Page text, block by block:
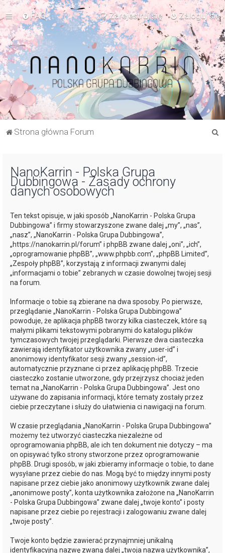
FAQ Zaloguj się
Zarejestruj się
Strona główna Forum
NanoKarrin - Polska Grupa
Dubbingowa - Zasady ochrony
danych osobowych
Ten tekst opisuje, w jaki sposób „NanoKarrin - Polska Grupa
Dubbingowa” i firmy stowarzyszone zwane dalej „my”, „nas”,
„nasz”, „NanoKarrin - Polska Grupa Dubbingowa”,
„https://nanokarrin.pl/forum” i phpBB zwane dalej „oni”, „ich”,
„oprogramowanie phpBB”, „www.phpbb.com”, „phpBB Limited”,
„Zespoły phpBB”, korzystają z informacji zwanymi dalej
„informacjami o tobie” zebranych w czasie dowolnej twojej sesji
na forum.
Informacje o tobie są zbierane na dwa sposoby. Po pierwsze,
przeglądanie „NanoKarrin - Polska Grupa Dubbingowa”
powoduje, że aplikacja phpBB tworzy kilka ciasteczek, które są
małymi plikami tekstowymi pobranymi do katalogu plików
tymczasowych twojej przeglądarki. Pierwsze dwa ciasteczka
zawierają identyfikator użytkownika zwany „user-id” i
anonimowy identyfikator sesji zwany „session-id”,
automatycznie przyznane ci przez aplikację phpBB. Trzecie
ciasteczko zostanie utworzone, gdy przejrzysz chociaż jeden
temat na „NanoKarrin - Polska Grupa Dubbingowa”. Jest ono
używane do zapisania informacji, które tematy zostały przez
ciebie przeczytane i służy do ułatwienia ci nawigacji na forum.
W czasie przeglądania „NanoKarrin - Polska Grupa Dubbingowa”
możemy też utworzyć ciasteczka niezależne od
oprogramowania phpBB, ale ich ten dokument nie dotyczy – ma
on opisywać tylko strony stworzone przez oprogramowanie
phpBB. Drugi sposób, w jaki zbieramy informacje o tobie, to dane
wysyłane przez ciebie do nas. Mogą być to między innymi posty
napisane przez ciebie jako anonimowy użytkownik zwane dalej
„anonimowe posty”, konta użytkownika założone na „NanoKarrin
- Polska Grupa Dubbingowa” zwane dalej „twoje konto” i posty
napisane przez ciebie po rejestracji i zalogowaniu zwane dalej
„twoje posty”.
Twoje konto będzie zawierać przynajmniej unikalną
identyfikacyjną nazwę zwaną dalej „twoja nazwa użytkownika”,